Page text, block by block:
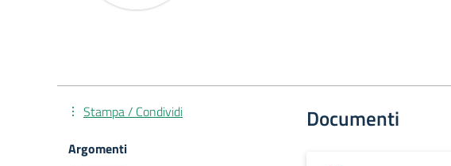
Documenti
Stampa / Condividi
Argomenti